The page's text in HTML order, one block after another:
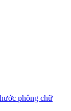
phông chữ